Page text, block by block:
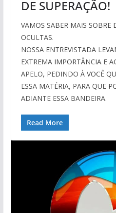
DE SUPERAÇÃO!
VAMOS SABER MAIS SOBRE
OCULTAS.
NOSSA ENTREVISTADA
EXTREMA IMPORTÂNCIA E
APELO, PEDINDO À VOCÊ
ESSA MATÉRIA, PARA QUE
ADIANTE ESSA BANDEIRA.
Read More